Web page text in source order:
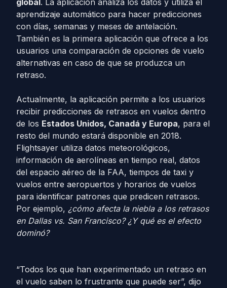
global. La aplicación analiza los datos y utiliza el
aprendizaje automático para hacer predicciones
con días, semanas y meses de antelación.
También es la primera aplicación que ofrece a los
usuarios una comparación de opciones de vuelo
alternativas en caso de que se produzca un
retraso.
Actualmente, la aplicación permite a los usuarios
recibir predicciones de retrasos en vuelos dentro
de los Estados Unidos, Canadá y Europa, para el
resto del mundo estará disponible en 2018.
Flightsayer utiliza datos meteorológicos,
información de aerolíneas en tiempo real, datos
del espacio aéreo de la FAA, tiempos de taxi y
vuelos entre aeropuertos y horarios de vuelos
para identificar patrones que predicen retrasos.
Por ejemplo, ¿cómo afecta la niebla a los retrasos
en Dallas vs. San Francisco? ¿Y qué es el efecto
dominó?
“Todos los que han experimentado un retraso en
el vuelo saben lo frustrante que puede ser”, dijo